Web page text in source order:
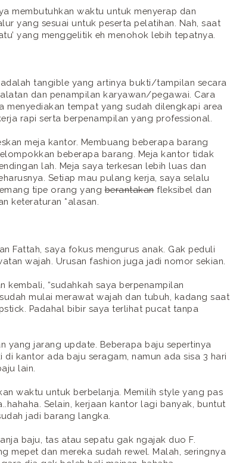
membutuhkan waktu untuk menyerap dan
yang sesuai untuk peserta pelatihan. Nah, saat
yang menggelitik eh menohok lebih tepatnya.
tangible yang artinya bukti/tampilan secara
dan penampilan karyawan/pegawai. Cara
menyediakan tempat yang sudah dilengkapi area
rapi serta berpenampilan yang professional.
meja kantor. Membuang beberapa barang
beberapa barang. Meja kantor tidak
lah. Meja saya terkesan lebih luas dan
Setiap mau pulang kerja, saya selalu
tipe orang yangberantakanfleksibel dan
keteraturan *alasan.
Fattah, saya fokus mengurus anak. Gak peduli
wajah. Urusan fashion juga jadi nomor sekian.
kembali, “sudahkah saya berpenampilan
mulai merawat wajah dan tubuh, kadang saat
Padahal bibir saya terlihat pucat tanpa
yang jarang update. Beberapa baju sepertinya
kantor ada baju seragam, namun ada sisa 3 hari
lain.
waktu untuk berbelanja. Memilih style yang pas
Selain, kerjaan kantor lagi banyak, buntut
jadi barang langka.
baju, tas atau sepatu gak ngajak duo F.
mepet dan mereka sudah rewel. Malah, seringnya